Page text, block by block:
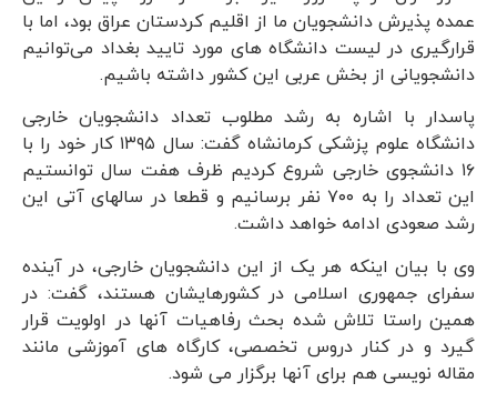
عمده پذیرش دانشجویان ما از اقلیم کردستان عراق بود، اما با
قرارگیری در لیست دانشگاه های مورد تایید بغداد می‌توانیم
دانشجویانی از بخش عربی این کشور داشته باشیم.
پاسدار با اشاره به رشد مطلوب تعداد دانشجویان خارجی
دانشگاه علوم پزشکی کرمانشاه گفت: سال ۱۳۹۵ کار خود را با
۱۶ دانشجوی خارجی شروع کردیم ظرف هفت سال توانستیم
این تعداد را به ۷۰۰ نفر برسانیم و قطعا در سالهای آتی این
رشد صعودی ادامه خواهد داشت.
وی با بیان اینکه هر یک از این دانشجویان خارجی، در آینده
سفرای جمهوری اسلامی در کشورهایشان هستند، گفت: در
همین راستا تلاش شده بحث رفاهیات آنها در اولویت قرار
گیرد و در کنار دروس تخصصی، کارگاه های آموزشی مانند
مقاله نویسی هم برای آنها برگزار می شود.